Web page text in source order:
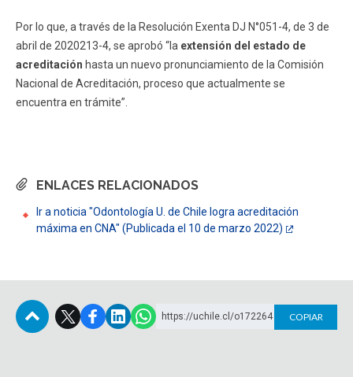
ENLACES RELACIONADOS
Ir a noticia "Odontología U. de Chile logra acreditación
máxima en CNA" (Publicada el 10 de marzo 2022)
Por lo que, a través de la Resolución Exenta DJ N°051-4, de 3 de
abril de 2020213-4, se aprobó “la extensión del estado de
acreditación hasta un nuevo pronunciamiento de la Comisión
Nacional de Acreditación, proceso que actualmente se
encuentra en trámite”.
https://uchile.cl/o172264 COPIAR